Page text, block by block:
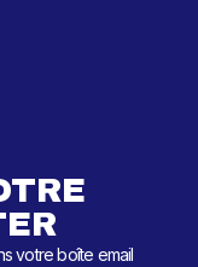
votre boîte email